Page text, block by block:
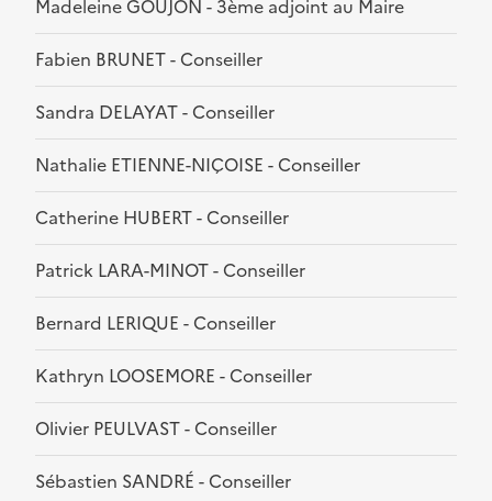
Madeleine GOUJON - 3ème adjoint au Maire
Fabien BRUNET - Conseiller
Sandra DELAYAT - Conseiller
Nathalie ETIENNE-NIÇOISE - Conseiller
Catherine HUBERT - Conseiller
Patrick LARA-MINOT - Conseiller
Bernard LERIQUE - Conseiller
Kathryn LOOSEMORE - Conseiller
Olivier PEULVAST - Conseiller
Sébastien SANDRÉ - Conseiller